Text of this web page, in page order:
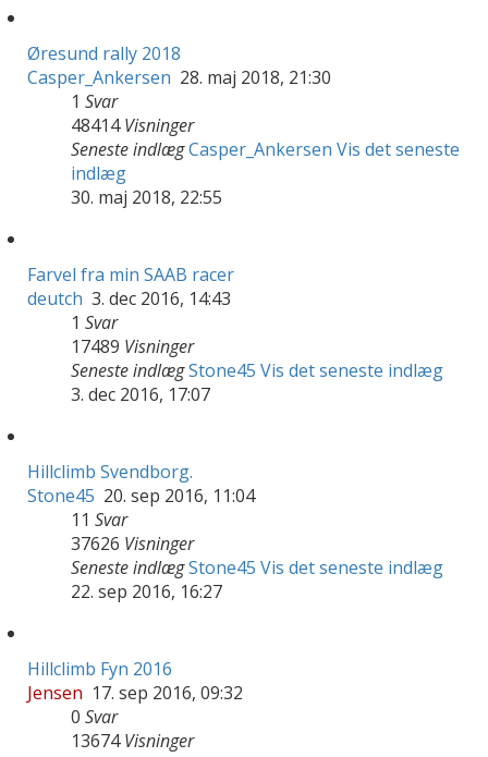
Øresund rally 2018
Casper_Ankersen 28. maj 2018, 21:30
1 Svar
48414Visninger
Seneste indlægCasper_Ankersen Vis det seneste
indlæg
30. maj 2018, 22:55
Farvel fra min SAAB racer
deutch 3. dec 2016, 14:43
1 Svar
17489 Visninger
Seneste indlægStone45 Vis det seneste indlæg
3. dec 2016, 17:07
Hillclimb Svendborg.
Stone45 20. sep 2016, 11:04
11 Svar
37626 Visninger
Seneste indlægStone45 Vis det seneste indlæg
22. sep 2016, 16:27
Hillclimb Fyn 2016
Jensen 17. sep 2016, 09:32
0 Svar
13674Visninger